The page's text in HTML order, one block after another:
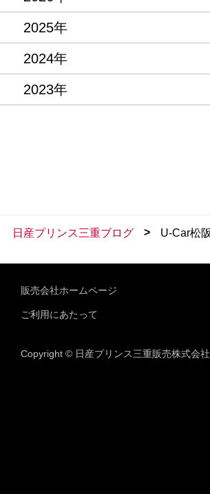
2025年
2024年
2023年
日産プリンス三重ブログ > U-Car松阪
販売会社ホームページ
ご利用にあたって
Copyright © 日産プリンス三重販売株式会